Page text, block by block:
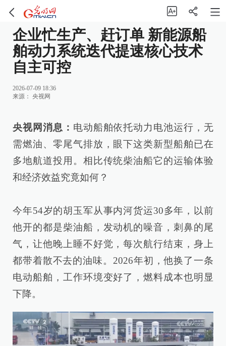
企业忙生产、赶订单 新能源船
舶动力系统迭代提速核心技术
自主可控
2026-07-09 18:36
来源： 央视网
央视网消息： 电动船舶依托动力电池运行，无
需燃油、零尾气排放，眼下这类新型船舶已在
多地航道投用。相比传统柴油船它的运输体验
和经济效益究竟如何？
今年54岁的胡玉军从事内河货运30多年，以前
他开的都是柴油船，发动机的噪音，刺鼻的尾
气，让他晚上睡不好觉，每次航行结束，身上
都带着散不去的油味。2026年初，他换了一条
电动船舶，工作环境变好了，燃料成本也明显
下降。